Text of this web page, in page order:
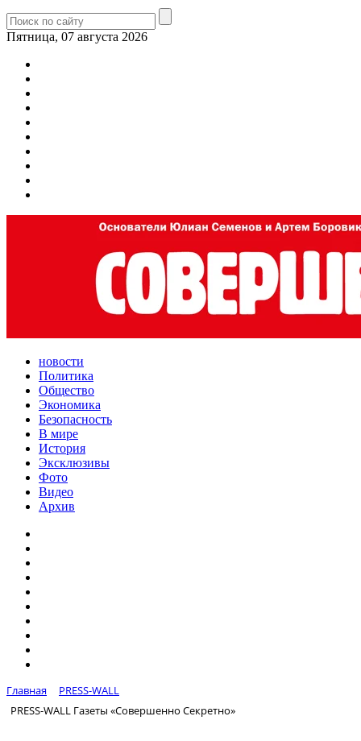
Пятница, 07 августа 2026
новости
Политика
Общество
Экономика
Безопасность
В мире
История
Эксклюзивы
Фото
Видео
Архив
Главная
PRESS-WALL
PRESS-WALL Газеты «Совершенно Секретно»